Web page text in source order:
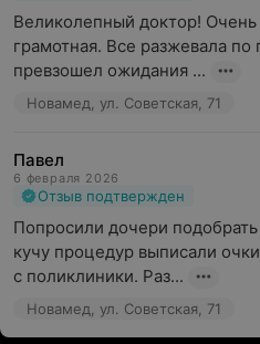
Великолепный доктор! Очень
грамотная. Все разжевала по
превзошел ожидания ...
Новамед, ул. Советская, 71
Павел
6 февраля 2026
Отзыв подтвержден
Попросили дочери
кучу процедур выписали
с поликлиники. Раз...
Новамед, ул. Советская, 71